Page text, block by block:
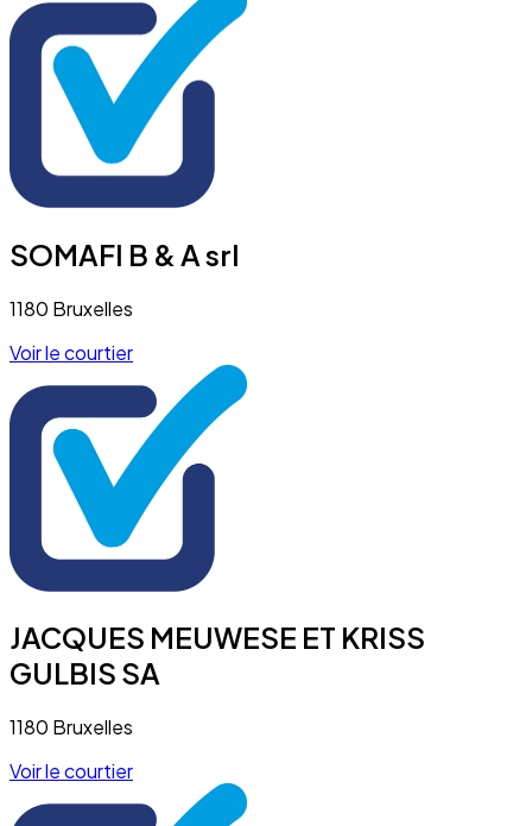
SOMAFI B & A srl
1180 Bruxelles
Voir le courtier
JACQUES MEUWESE ET KRISS
GULBIS SA
1180 Bruxelles
Voir le courtier